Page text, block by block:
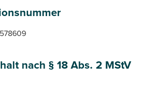
nach § 18 Abs. 2 MStV